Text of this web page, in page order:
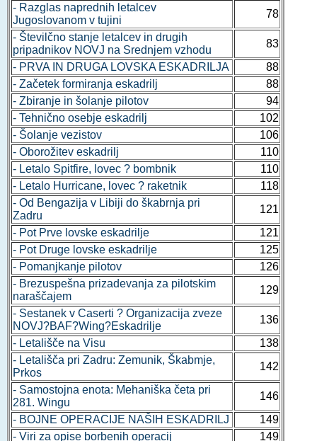
- Razglas naprednih letalcev
Jugoslovanom v tujini
78
- Številčno stanje letalcev in drugih
pripadnikov NOVJ na Srednjem vzhodu
83
- PRVA IN DRUGA LOVSKA ESKADRILJA
88
- Začetek formiranja eskadrilj
88
- Zbiranje in šolanje pilotov
94
- Tehnično osebje eskadrilj
102
- Šolanje vezistov
106
- Oborožitev eskadrilj
110
- Letalo Spitfire, lovec ? bombnik
110
- Letalo Hurricane, lovec ? raketnik
118
- Od Bengazija v Libiji do škabrnja pri
Zadru
121
- Pot Prve lovske eskadrilje
121
- Pot Druge lovske eskadrilje
125
- Pomanjkanje pilotov
126
- Brezuspešna prizadevanja za pilotskim
naraščajem
129
- Sestanek v Caserti ? Organizacija zveze
NOVJ?BAF?Wing?Eskadrilje
136
- Letališče na Visu
138
- Letališča pri Zadru: Zemunik, Škabmje,
Prkos
142
- Samostojna enota: Mehaniška četa pri
281. Wingu
146
- BOJNE OPERACIJE NAŠIH ESKADRILJ
149
- Viri za opise borbenih operacij
149